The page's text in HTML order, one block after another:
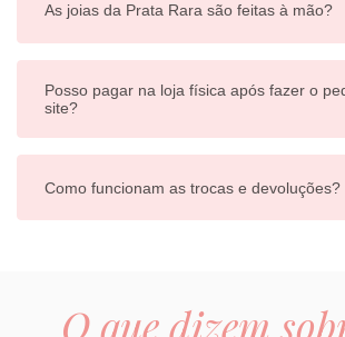
As joias da Prata Rara são feitas à mão?
Posso pagar na loja física após fazer o
site?
Como funcionam as trocas e devoluções?
O que dizem